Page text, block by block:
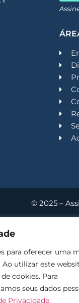
para oferecer uma
Ao utilizar este
cookies. Para
seus dados
Privacidade.
© 2025 –